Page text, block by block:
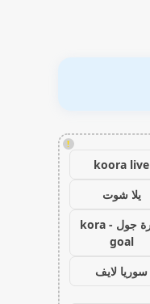
!
koora live
يلا شوت
كورة جول - kora
goal
سوريا لايف